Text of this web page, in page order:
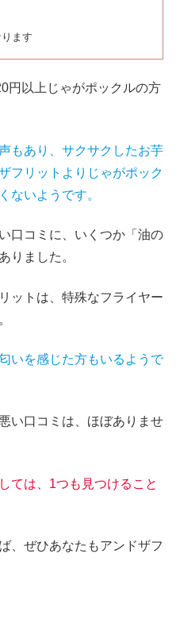
ます
円以上じゃがポックルの方
もあり、サクサクしたお芋
フリットよりじゃがポック
ないようです。
口コミに、いくつか「油の
りました。
ットは、特殊なフライヤー
いを感じた方もいるようで
い口コミは、ほぼありませ
ては、1つも見つけること
、ぜひあなたもアンドザフ